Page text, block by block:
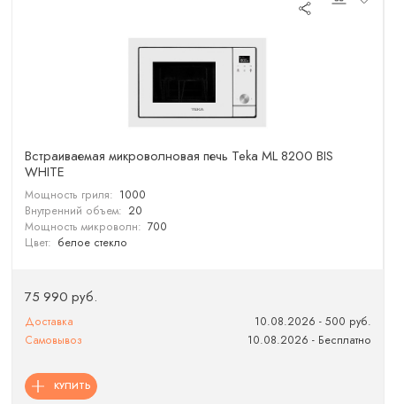
Встраиваемая микроволновая печь Teka ML 8200 BIS
WHITE
Мощность гриля: 1000
Внутренний объем: 20
Мощность микроволн: 700
Цвет: белое стекло
75 990 руб.
Доставка
10.08.2026 - 500 руб.
Самовывоз
10.08.2026 - Бесплатно
КУПИТЬ